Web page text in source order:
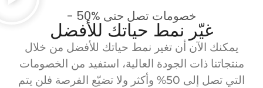
- 50% خصومات تصل حتى
غيّر نمط حياتك للأفضل
يمكنك الآن أن تغير نمط حياتك للأفضل من خلال
منتجاتنا ذات الجودة العالية، استفيد من الخصومات
التي تصل إلى 50% وأكثر ولا تضيّع الفرصة فلن يتم